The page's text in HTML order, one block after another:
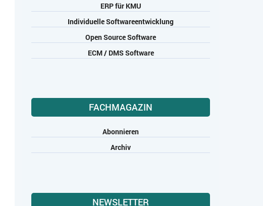
ERP für KMU
Individuelle Softwareentwicklung
Open Source Software
ECM / DMS Software
FACHMAGAZIN
Abonnieren
Archiv
NEWSLETTER